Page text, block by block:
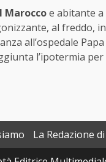
Maroccoe abitante
al freddo,
all’ospedale
l’ipotermia
La Redazione